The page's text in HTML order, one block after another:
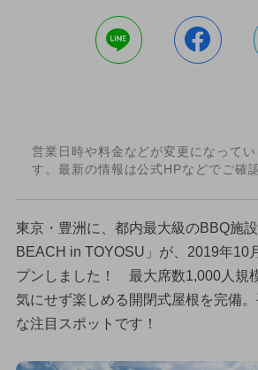
営業日時や料金などが変更になって
す。最新の情報は公式HPなどでご確
東京・豊洲に、都内最大級のBBQ施
BEACH in TOYOSU」が、2019年10
プンしました！ 最大席数1,000人規
気にせず楽しめる開閉式屋根を完備
な注目スポットです！